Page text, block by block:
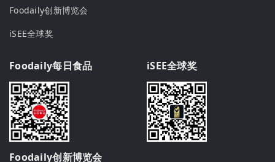
Foodaily创新博览会
iSEE全球奖
Foodaily每日食品 iSEE全球奖
Foodaily创新博览会